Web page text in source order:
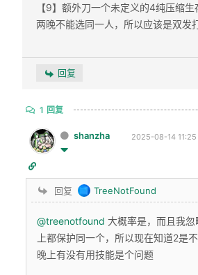
【9】额外刀一个未定义的4纯压缩
两晚不能选同一人，所以应该是双发
回复
1 回复
shanzha 2025-08-14 11:25
回复 TreeNotFound
@treenotfound 大概率是，而且我
上都保护同一个，所以现在知道2是
晚上有没有用技能是个问题